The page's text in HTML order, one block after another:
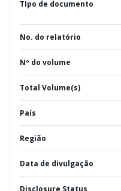
TIpo de documento
No. do relatório
Nº do volume
Total Volume(s)
País
Região
Data de divulgação
Disclosure Status